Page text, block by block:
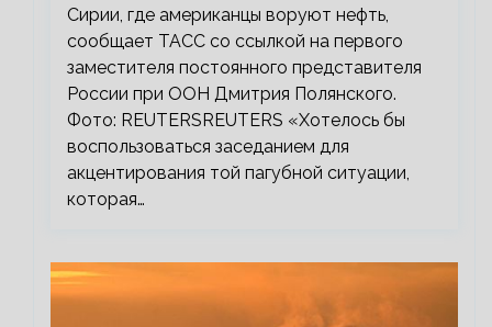
Сирии, где американцы воруют нефть,
сообщает ТАСС со ссылкой на первого
заместителя постоянного представителя
России при ООН Дмитрия Полянского.
Фото: REUTERSREUTERS «Хотелось бы
воспользоваться заседанием для
акцентирования той пагубной ситуации,
которая…